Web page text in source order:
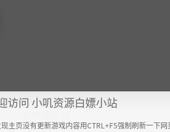
成
访问 小叽资源白嫖小站
主页没有更新游戏内容用CTRL+F5强制刷新一下